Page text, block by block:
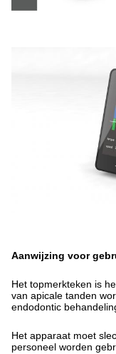
Aanwijzing voor
Het topmerkteken is
van apicale tanden
endodontic
Het apparaat moet
personeel worden